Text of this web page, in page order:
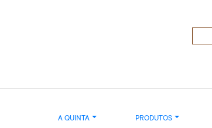
A QUINTA PRODUTOS